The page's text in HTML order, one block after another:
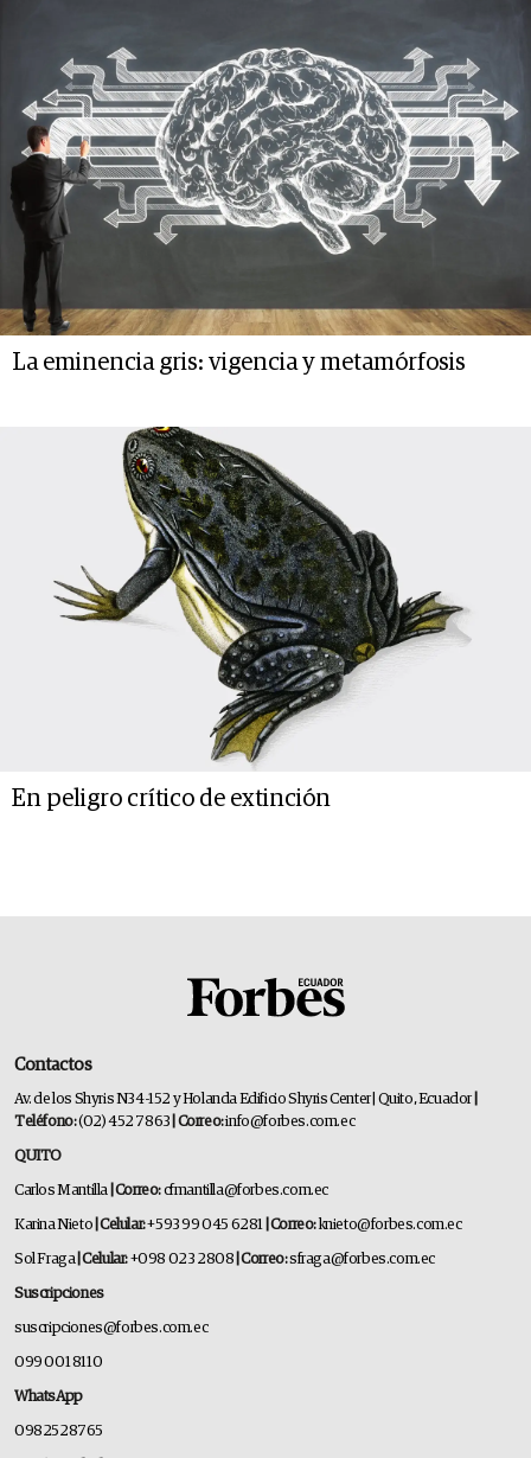
La eminencia gris: vigencia y metamórfosis
En peligro crítico de extinción
Contactos
Av. de los Shyris N34-152 y Holanda Edificio Shyris Center | Quito, Ecuador
Teléfono:(02) 452 7863 | Correo:info@forbes.com.ec
QUITO
Carlos Mantilla | Correo:cfmantilla@forbes.com.ec
Karina Nieto | Celular:+593 99 045 6281 | Correo:knieto@forbes.com.ec
Sol Fraga| Celular:+098 023 2808 | Correo:sfraga@forbes.com.ec
Suscripciones
suscripciones@forbes.com.ec
099 001 8110
WhatsApp
0982528765